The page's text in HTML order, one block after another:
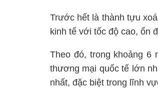
Trước hết là thành tựu
kinh tế với tốc độ cao, ổn
Theo đó, trong khoảng 6
thương mại quốc tế lớn
nhất, đặc biệt trong lĩnh